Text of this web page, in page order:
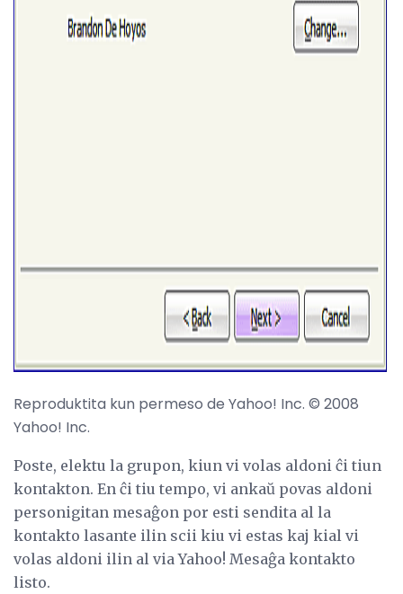
Reproduktita kun permeso de Yahoo! Inc. © 2008
Yahoo! Inc.
Poste, elektu la grupon, kiun vi volas aldoni ĉi tiun
kontakton. En ĉi tiu tempo, vi ankaŭ povas aldoni
personigitan mesaĝon por esti sendita al la
kontakto lasante ilin scii kiu vi estas kaj kial vi
volas aldoni ilin al via Yahoo! Mesaĝa kontakto
listo.